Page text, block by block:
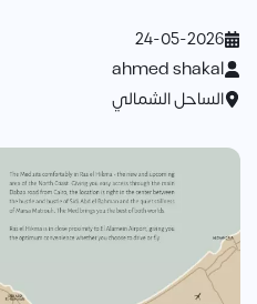
24-05-2026
ahmed shakal
الساحل الشمالي